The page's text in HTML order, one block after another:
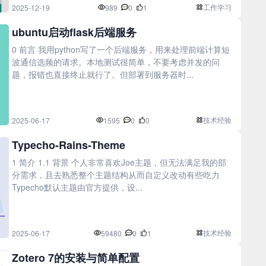
2025-12-19 989 0 1 工作学习
ubuntu启动flask后端服务
0 前言 我用python写了一个后端服务，用来处理前端计算短
波通信选频的请求。本地测试很简单，不要考虑并发的问
题，报错也直接终止就行了。但部署到服务器时...
2025-06-17 1595 0 0 技术经验
Typecho-Rains-Theme
1 简介 1.1 背景 个人非常喜欢Joe主题，但无法满足我的部
分需求，且去熟悉整个主题结构从而自定义改动有些吃力
Typecho默认主题由官方提供，设...
2025-06-17 59480 0 1 技术经验
Zotero 7的安装与简单配置